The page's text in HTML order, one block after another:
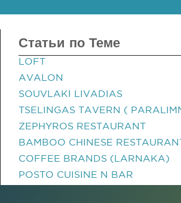
Статьи по Теме
LOFT
AVALON
SOUVLAKI LIVADIAS
TSELINGAS TAVERN (
ZEPHYROS RESTAURANT
BAMBOO CHINESE
COFFEE BRANDS (LARNAKA)
POSTO CUISINE N BAR